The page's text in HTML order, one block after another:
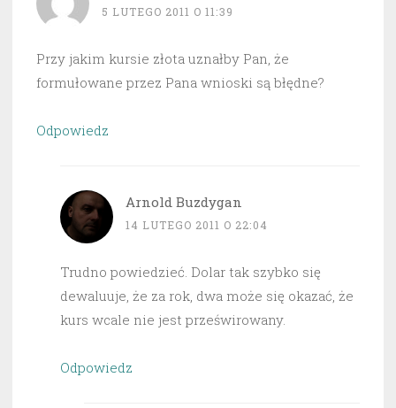
5 LUTEGO 2011 O 11:39
Przy jakim kursie złota uznałby Pan, że
formułowane przez Pana wnioski są błędne?
Odpowiedz
Arnold Buzdygan
14 LUTEGO 2011 O 22:04
Trudno powiedzieć. Dolar tak szybko się
dewaluuje, że za rok, dwa może się okazać, że
kurs wcale nie jest prześwirowany.
Odpowiedz